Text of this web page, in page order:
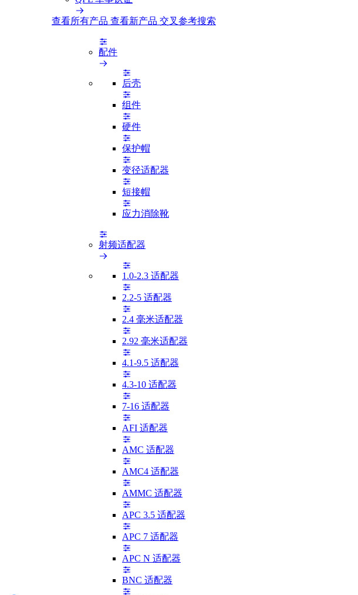
查看所有产品 查看新产品 交叉参考搜索
配件
后壳
组件
硬件
保护帽
变径适配器
短接帽
应力消除靴
射频适配器
1.0-2.3 适配器
2.2-5 适配器
2.4 毫米适配器
2.92 毫米适配器
4.1-9.5 适配器
4.3-10 适配器
7-16 适配器
AFI 适配器
AMC 适配器
AMC4 适配器
AMMC 适配器
APC 3.5 适配器
APC 7 适配器
APC N 适配器
BNC 适配器